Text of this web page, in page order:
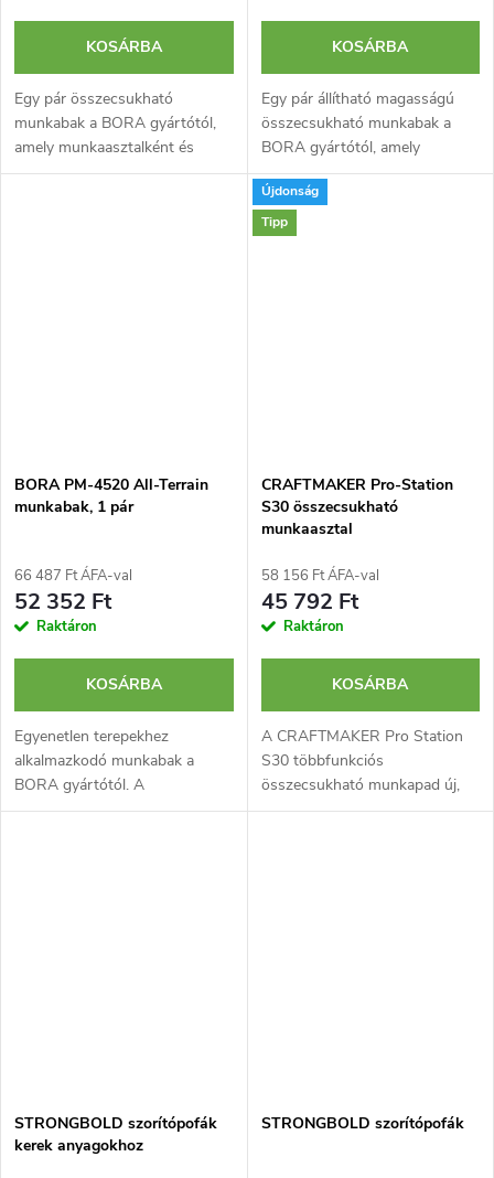
KOSÁRBA
Egy pár összecsukható
munkabak a BORA gyártótól,
amely munkaasztalként és
vágást lehetővé tevő
KOSÁRBA
Egy pár állítható magasságú
összecsukható munkabak a
BORA gyártótól, amely
munkaasztalként és vágást
lehetővé tevő alátámasztásként
használható. Ez az univerzális
BORA PM-4520 All-Terrain
munkabak, 1 pár
66 487 Ft ÁFA-val
52 352 Ft
Raktáron
KOSÁRBA
Egyenetlen terepekhez
alkalmazkodó munkabak a
BORA gyártótól. A
szabadalmaztatott
Újdonság
Tipp
CRAFTMAKER Pro-Station
S30 összecsukható
munkaasztal
58 156 Ft ÁFA-val
45 792 Ft
Raktáron
KOSÁRBA
A CRAFTMAKER Pro Station
S30 többfunkciós
összecsukható munkapad új,
cserélhető asztallapos
STRONGBOLD szorítópofák
kerek anyagokhoz
STRONGBOLD szorítópofák